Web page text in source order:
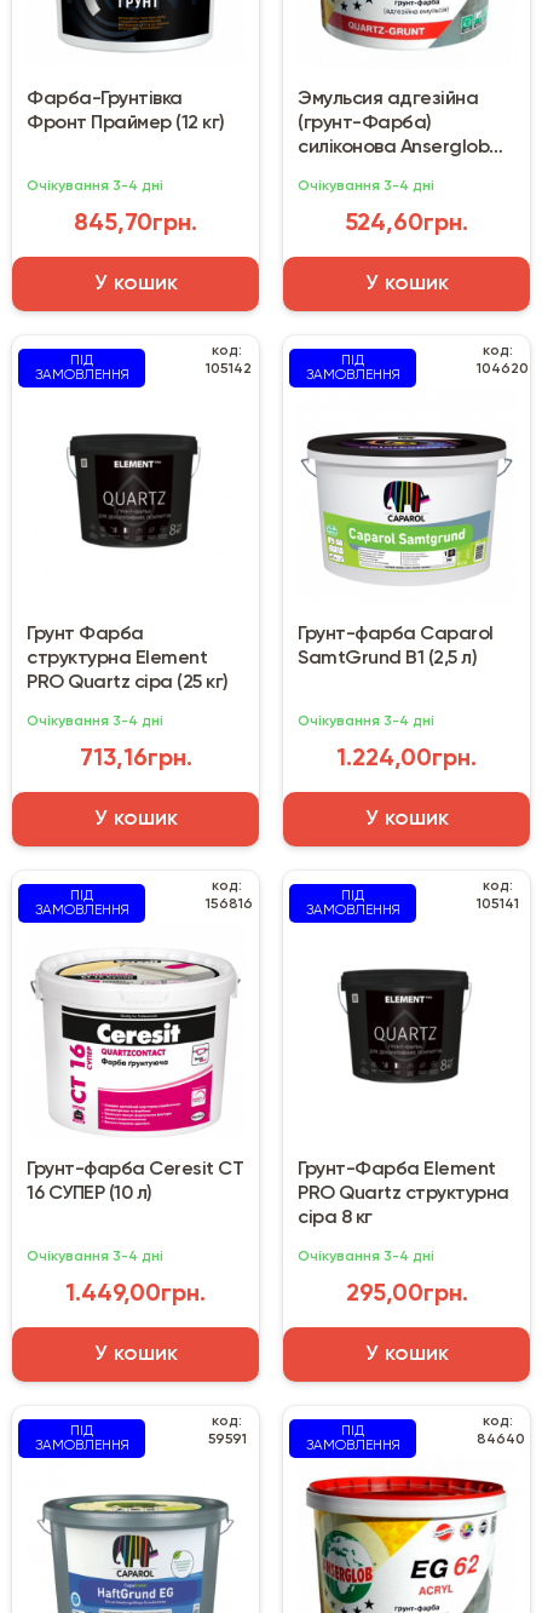
Фарба-Грунтівка
Фронт Праймер (12 кг)
Очікування 3-4 дні
845,70грн.
У кошик
Эмульсия адгезійна
(грунт-Фарба)
силіконова Anserglob
Очікування 3-4 дні
524,60грн.
У кошик
ПІД
ЗАМОВЛЕННЯ
код:
105142
Грунт Фарба
структурна Element
PRO Quartz сіра (25 кг)
Очікування 3-4 дні
713,16грн.
У кошик
ПІД
ЗАМОВЛЕННЯ
код:
104620
Грунт-фарба Caparol
SamtGrund B1 (2,5 л)
Очікування 3-4 дні
1.224,00грн.
У кошик
ПІД
ЗАМОВЛЕННЯ
код:
156816
Грунт-фарба Ceresit CT
16 СУПЕР (10 л)
Очікування 3-4 дні
1.449,00грн.
У кошик
ПІД
ЗАМОВЛЕННЯ
код:
105141
Грунт-Фарба Element
PRO Quartz структурна
сіра 8 кг
Очікування 3-4 дні
295,00грн.
У кошик
ПІД
ЗАМОВЛЕННЯ
код:
59591
ПІД
ЗАМОВЛЕННЯ
код:
84640